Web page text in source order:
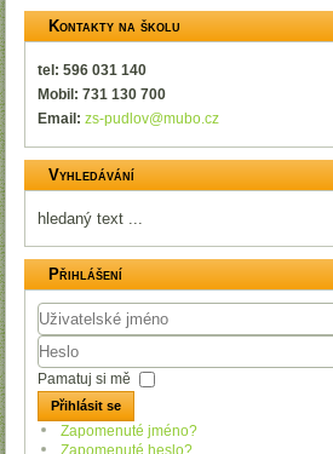
Kontakty na školu
tel: 596 031 140
Mobil: 731 130 700
Email:zs-pudlov@mubo.cz
Vyhledávání
Přihlášení
Uživatelské
jméno
Heslo
Pamatuj si mě
Přihlásit se
Zapomenuté jméno?
Zapomenuté heslo?